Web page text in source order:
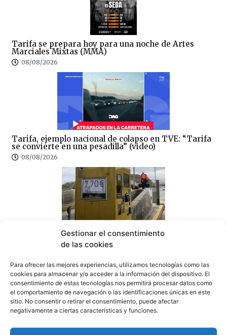
Gestionar el consentimiento
de las cookies
Para ofrecer las mejores experiencias, utilizamos tecnologías como las
cookies para almacenar y/o acceder a la información del dispositivo. El
consentimiento de estas tecnologías nos permitirá procesar datos como
el comportamiento de navegación o las identificaciones únicas en este
sitio. No consentir o retirar el consentimiento, puede afectar
negativamente a ciertas características y funciones.
Tarifa se prepara hoy para una noche de Artes
Marciales Mixtas (MMA)
08/08/2026
Tarifa, ejemplo nacional de colapso en TVE: “Tarifa
se convierte en una pesadilla” (video)
08/08/2026
100×100 Unidos reclama la eliminación del peaje de
la AP-7 y denuncia el «abandono» del Campo de